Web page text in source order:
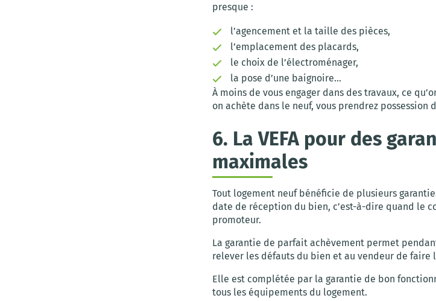
presque :
l’agencement et la taille des pièces,
l’emplacement des placards,
le choix de l’électroménager,
la pose d’une baignoire…
À moins de vous engager dans des travaux, ce
on achète dans le neuf, vous prendrez possession
6. La VEFA pour des
maximales
Tout logement neuf bénéficie de plusieurs
date de réception du bien, c’est-à-dire quand le
promoteur.
La garantie de parfait achèvement permet
relever les défauts du bien et au vendeur de faire
Elle est complétée par la garantie de bon
tous les équipements du logement.